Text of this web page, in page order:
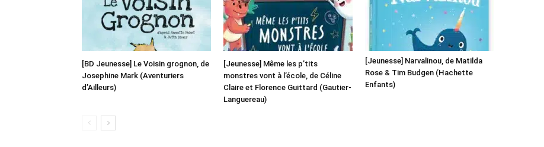
[BD Jeunesse] Le Voisin grognon, de
Josephine Mark (Aventuriers
d’Ailleurs)
[Jeunesse] Même les p’tits
monstres vont à l’école, de Céline
Claire et Florence Guittard (Gautier-
Languereau)
[Jeunesse] Narvalinou, de Matilda
Rose & Tim Budgen (Hachette
Enfants)